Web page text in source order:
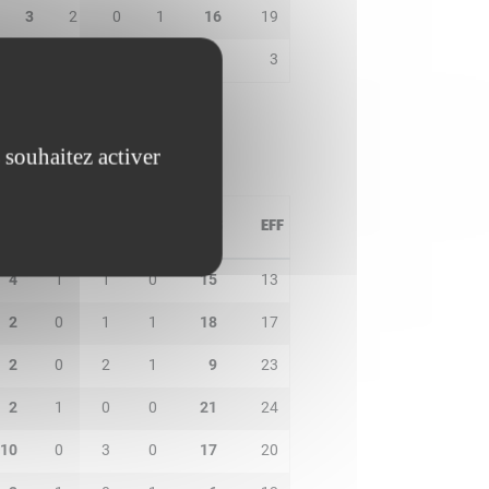
3 2 0 1 16 19
0 3
EFF
4 1 1 0 15 13
2 0 1 1 18 17
2 0 2 1 9 23
2 1 0 0 21 24
10 0 3 0 17 20
activer